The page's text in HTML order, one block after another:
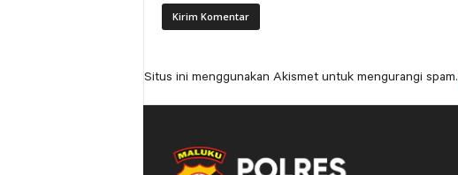
Situs ini menggunakan Akismet untuk mengurangi spam.